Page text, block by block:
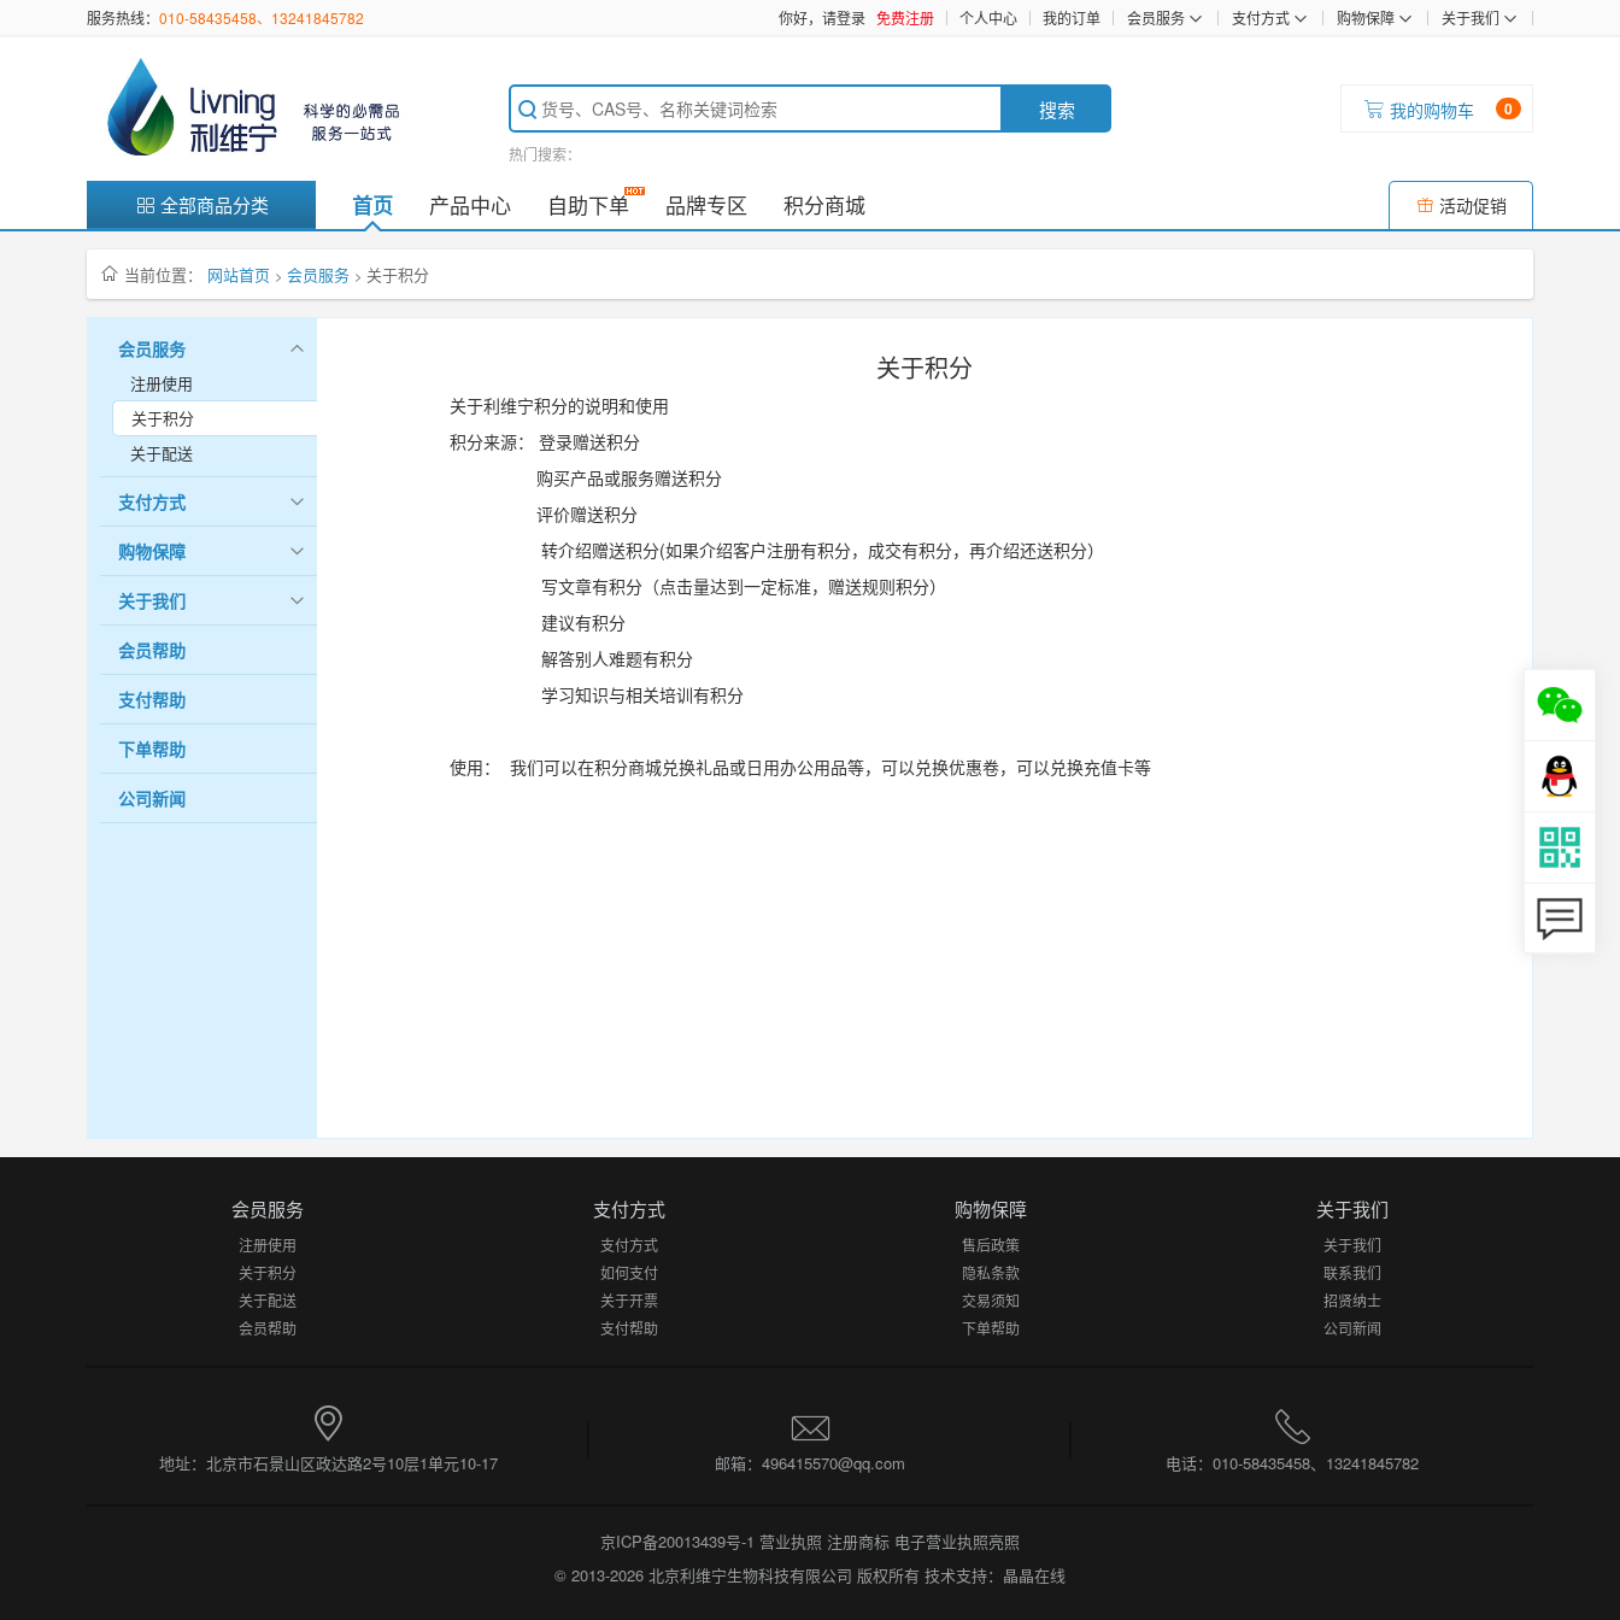
服务热线： 010-58435458、13241845782 你好，请登录 免费注册 个人中心 我的订单 会员服务 支付方式 购物保障 关于我们
搜索
热门搜索：
我的购物车 0
全部商品分类 首页 产品中心 自助下单 品牌专区 积分商城 活动促销
当前位置： 网站首页 > 会员服务 > 关于积分
会员服务
注册使用
关于积分
关于配送
支付方式
购物保障
关于我们
会员帮助
支付帮助
下单帮助
公司新闻
关于积分
关于利维宁积分的说明和使用
积分来源： 登录赠送积分
购买产品或服务赠送积分
评价赠送积分
转介绍赠送积分(如果介绍客户注册有积分，成交有积分，再介绍还送积分）
写文章有积分（点击量达到一定标准，赠送规则积分）
建议有积分
解答别人难题有积分
学习知识与相关培训有积分
使用： 我们可以在积分商城兑换礼品或日用办公用品等，可以兑换优惠卷，可以兑换充值卡等
会员服务
注册使用
关于积分
关于配送
会员帮助
支付方式
支付方式
如何支付
关于开票
支付帮助
购物保障
售后政策
隐私条款
交易须知
下单帮助
关于我们
关于我们
联系我们
招贤纳士
公司新闻
地址：北京市石景山区政达路2号10层1单元10-17 邮箱：496415570@qq.com 电话：010-58435458、13241845782
京ICP备20013439号-1 营业执照 注册商标 电子营业执照亮照
© 2013-2026 北京利维宁生物科技有限公司 版权所有 技术支持： 晶晶在线